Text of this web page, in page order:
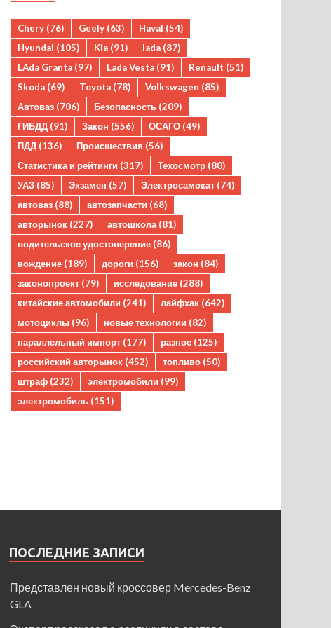
Chery (76) Geely (63) Haval (54)
Hyundai (105) Kia (91) lada (87)
LAda Granta (97) Lada Vesta (91) Renault (51)
Skoda (69) Toyota (78) Volkswagen (85)
Автоваз (706) Безопасность (209)
ГИБДД (91) Закон (556) ОСАГО (49)
ПДД (136) Происшествия (56)
Статистика и рейтинги (317) Техосмотр (80)
УАЗ (85) Экзамен (57) Электросамокат (74)
автоваз (88) автозапчасти (68)
авторынок (227) автошкола (81)
водительское удостоверение (86)
вождение (189) дороги (156) закон (84)
законопроект (79) исследование (288)
китайские автомобили (241) лайфхак (642)
мотоциклы (96) новые технологии (82)
параллельный импорт (177) разное (125)
российский авторынок (452) топливо (50)
штраф (232) электромобили (99)
электромобиль (151)
ПОСЛЕДНИЕ ЗАПИСИ
Представлен новый кроссовер Mercedes-Benz
GLA